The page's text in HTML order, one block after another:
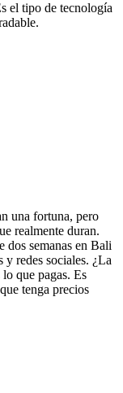
el tipo de tecnología
una fortuna, pero
realmente duran.
dos semanas en Bali
y redes sociales. ¿La
que pagas. Es
tenga precios